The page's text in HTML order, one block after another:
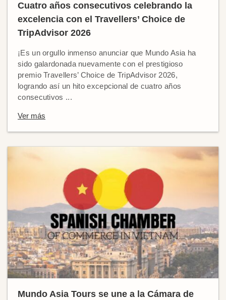
Cuatro años consecutivos celebrando la
excelencia con el Travellers’ Choice de
TripAdvisor 2026
¡Es un orgullo inmenso anunciar que Mundo Asia ha
sido galardonada nuevamente con el prestigioso
premio Travellers’ Choice de TripAdvisor 2026,
logrando así un hito excepcional de cuatro años
consecutivos ...
Ver más
Mundo Asia Tours se une a la Cámara de